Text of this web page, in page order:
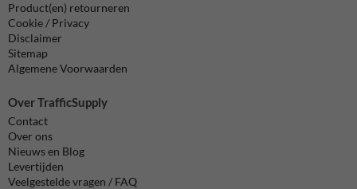
Product(en) retourneren
Cookie / Privacy
Disclaimer
Sitemap
Algemene Voorwaarden
Over TrafficSupply
Contact
Over ons
Nieuws en Blog
Levertijden
Veelgestelde vragen / FAQ